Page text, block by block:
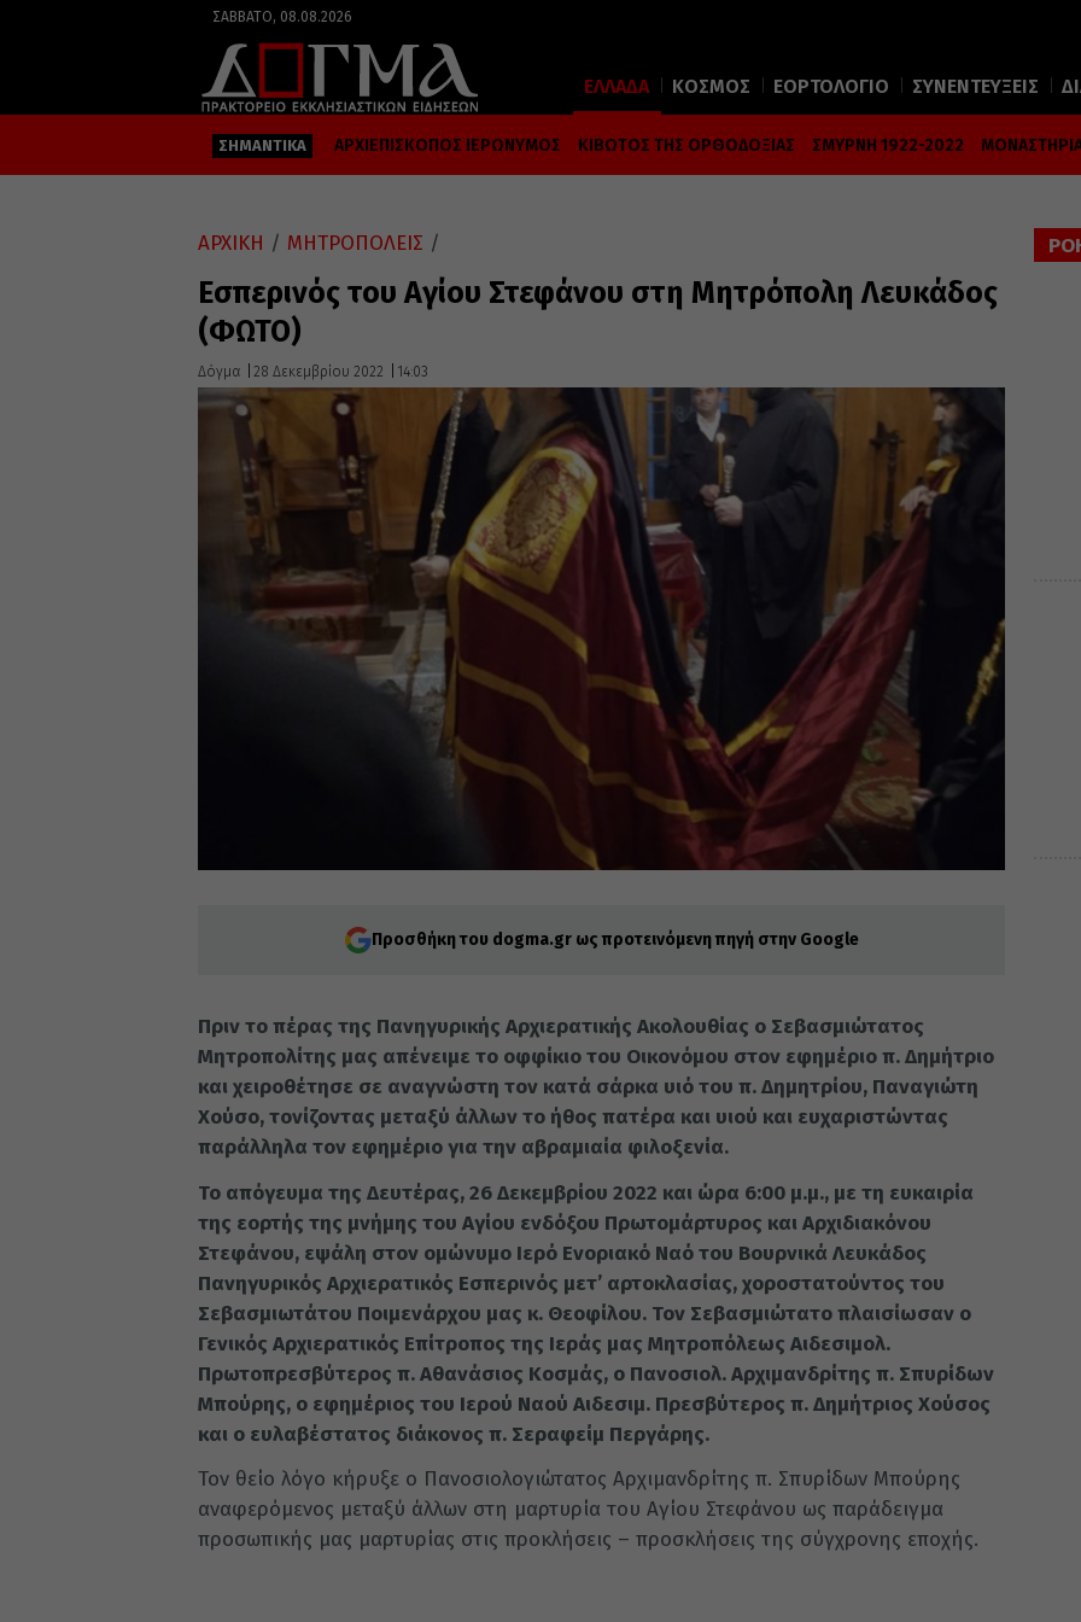
ΣΆΒΒΑΤΟ, 08.08.2026
ΕΛΛΑΔΑ ΚΟΣΜΟΣ ΕΟΡΤΟΛΟΓΙΟ ΣΥΝΕΝΤΕΥΞΕΙΣ
ΣΗΜΑΝΤΙΚΑ ΑΡΧΙΕΠΙΣΚΟΠΟΣ ΙΕΡΩΝΥΜΟΣ ΚΙΒΩΤΟΣ ΤΗΣ ΟΡΘΟΔΟΞΙΑΣ ΣΜΥΡΝΗ 1922-2022
ΑΡΧΙΚΗ / ΜΗΤΡΟΠΟΛΕΙΣ /
Εσπερινός του Αγίου Στεφάνου στη Μητρόπολη Λευκάδος
(ΦΩΤΟ)
Δόγμα 28 Δεκεμβρίου 2022 14:03
Προσθήκη του dogma.gr ως προτεινόμενη πηγή στην Google
Πριν το πέρας της Πανηγυρικής Αρχιερατικής Ακολουθίας ο Σεβασμιώτατος
Μητροπολίτης μας απένειμε το οφφίκιο του Οικονόμου στον εφημέριο π. Δημήτριο
και χειροθέτησε σε αναγνώστη τον κατά σάρκα υιό του π. Δημητρίου, Παναγιώτη
Χούσο, τονίζοντας μεταξύ άλλων το ήθος πατέρα και υιού και ευχαριστώντας
παράλληλα τον εφημέριο για την αβραμιαία φιλοξενία.
Το απόγευμα της Δευτέρας, 26 Δεκεμβρίου 2022 και ώρα 6:00 μ.μ., με τη ευκαιρία
της εορτής της μνήμης του Αγίου ενδόξου Πρωτομάρτυρος και Αρχιδιακόνου
Στεφάνου, εψάλη στον ομώνυμο Ιερό Ενοριακό Ναό του Βουρνικά Λευκάδος
Πανηγυρικός Αρχιερατικός Εσπερινός μετ’ αρτοκλασίας, χοροστατούντος του
Σεβασμιωτάτου Ποιμενάρχου μας κ. Θεοφίλου. Τον Σεβασμιώτατο πλαισίωσαν ο
Γενικός Αρχιερατικός Επίτροπος της Ιεράς μας Μητροπόλεως Αιδεσιμολ.
Πρωτοπρεσβύτερος π. Αθανάσιος Κοσμάς, ο Πανοσιολ. Αρχιμανδρίτης π. Σπυρίδων
Μπούρης, ο εφημέριος του Ιερού Ναού Αιδεσιμ. Πρεσβύτερος π. Δημήτριος Χούσος
και ο ευλαβέστατος διάκονος π. Σεραφείμ Περγάρης.
Τον θείο λόγο κήρυξε ο Πανοσιολογιώτατος Αρχιμανδρίτης π. Σπυρίδων Μπούρης
αναφερόμενος μεταξύ άλλων στη μαρτυρία του Αγίου Στεφάνου ως παράδειγμα
προσωπικής μας μαρτυρίας στις προκλήσεις – προσκλήσεις της σύγχρονης εποχής.